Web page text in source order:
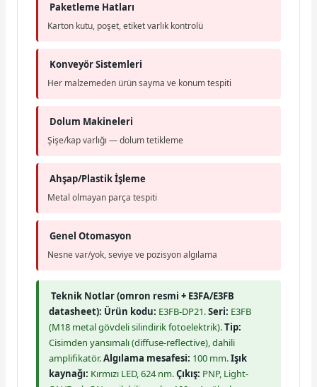
Paketleme Hatları
Karton kutu, poşet, etiket varlık kontrolü
Konveyör Sistemleri
Her malzemeden ürün sayma ve konum tespiti
Dolum Makineleri
Şişe/kap varlığı — dolum tetikleme
Ahşap/Plastik İşleme
Metal olmayan parça tespiti
Genel Otomasyon
Nesne var/yok, seviye ve pozisyon algılama
Teknik Notlar (omron resmi + E3FA/E3FB
datasheet): Ürün kodu: E3FB-DP21.Seri: E3FB
(M18 metal gövdeli silindirik fotoelektrik).Tip:
Cisimden yansımalı (diffuse-reflective), dahili
amplifikatör.Algılama mesafesi: 100 mm.Işık
kaynağı: Kırmızı LED, 624 nm.Çıkış: PNP, Light-